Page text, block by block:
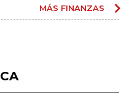
MÁS FINANZAS